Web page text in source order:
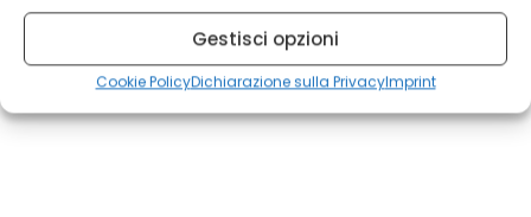
Gestisci opzioni
Cookie PolicyDichiarazione sulla PrivacyImprint
Accetto